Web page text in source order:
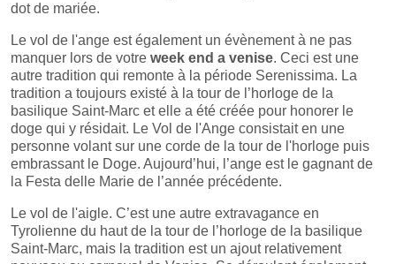
dot de mariée.
Le vol de l'ange est également un évènement à ne pas
manquer lors de votre week end a venise. Ceci est une
autre tradition qui remonte à la période Serenissima. La
tradition a toujours existé à la tour de l’horloge de la
basilique Saint-Marc et elle a été créée pour honorer le
doge qui y résidait. Le Vol de l'Ange consistait en une
personne volant sur une corde de la tour de l'horloge puis
embrassant le Doge. Aujourd’hui, l’ange est le gagnant de
la Festa delle Marie de l’année précédente.
Le vol de l'aigle. C’est une autre extravagance en
Tyrolienne du haut de la tour de l’horloge de la basilique
Saint-Marc, mais la tradition est un ajout relativement